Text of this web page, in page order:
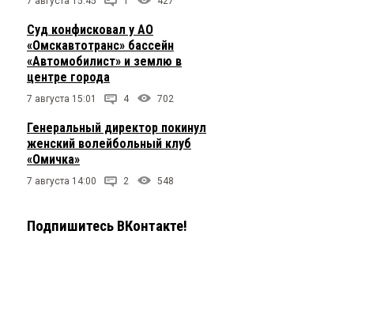
Суд конфисковал у АО
«Омскавтотранс» бассейн
«Автомобилист» и землю в
центре города
7 августа 15:01 4 702
Генеральный директор покинул
женский волейбольный клуб
«Омичка»
7 августа 14:00 2 548
Подпишитесь ВКонтакте!